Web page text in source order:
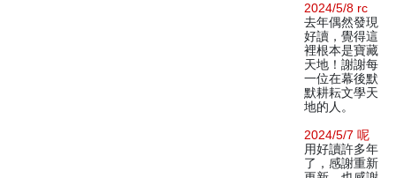
2024/5/8 rc
去年偶然發現
好讀，覺得這
裡根本是寶藏
天地！謝謝每
一位在幕後默
默耕耘文學天
地的人。
2024/5/7 呢
用好讀許多年
了，感謝重新